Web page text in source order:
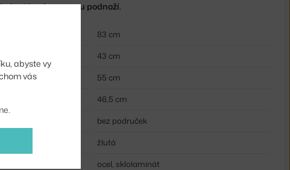
i s chromovou podnoží.
83 cm
43 cm
55 cm
46,5 cm
bez područek
žlutá
ocel, sklolaminát
abyste vy
vás